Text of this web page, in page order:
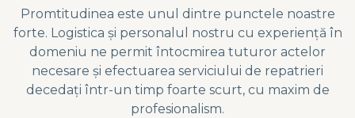
Promtitudinea este unul dintre punctele noastre
forte. Logistica și personalul nostru cu experiență în
domeniu ne permit întocmirea tuturor actelor
necesare și efectuarea serviciului de repatrieri
decedați într-un timp foarte scurt, cu maxim de
profesionalism.